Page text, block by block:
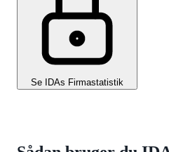
Se IDAs Firmastatistik